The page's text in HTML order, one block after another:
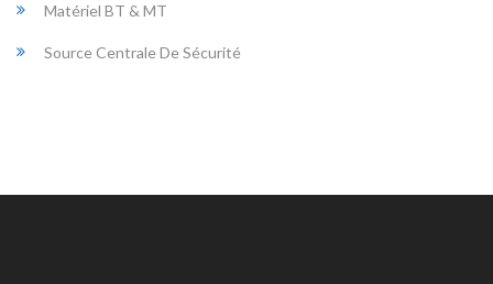
Matériel BT & MT
Source Centrale De Sécurité